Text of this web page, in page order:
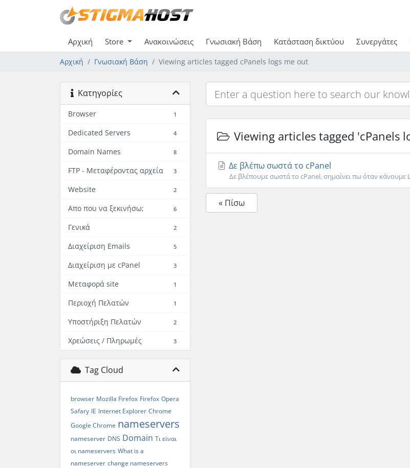
Αρχική Store Ανακοινώσεις Γνωσιακή Βάση Κατάσταση δικτύου Συνεργάτες
Αρχική Γνωσιακή Βάση Viewing articles tagged cPanels logs me out
Κατηγορίες
Browser 1
Dedicated Servers 4
Domain Names 8
FTP - Μεταφέροντας αρχεία 3
Website 2
Απο που να ξεκινήσω; 6
Γενικά 2
Διαχείριση Emails 5
Διαχείριση με cPanel 3
Μεταφορά site 1
Περιοχή Πελατών 1
Υποστήριξη Πελατών 2
Χρεώσεις / Πληρωμές 3
Tag Cloud
browser Mozilla Firefox Firefox Opera
Safary IE Internet Explorer Chrome
Google Chrome nameservers
nameserver DNS Domain Τι είναι
οι nameservers What is a
nameserver change nameservers
Viewing articles tagged 'cPanels
Δε βλέπω σωστά το cPanel
Δε βλέπουμε σωστά το cPanel, σημαίνει πω όταν
« Πίσω